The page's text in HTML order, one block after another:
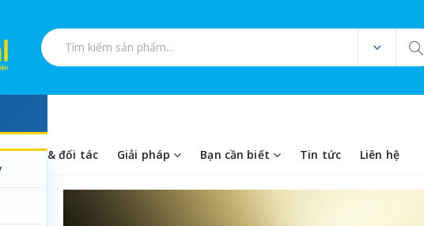
Tìm kiếm sản phẩm
Đại lý & đối tác Giải pháp Bạn cần biết Tin tức Liên hệ
thiết bị định vị